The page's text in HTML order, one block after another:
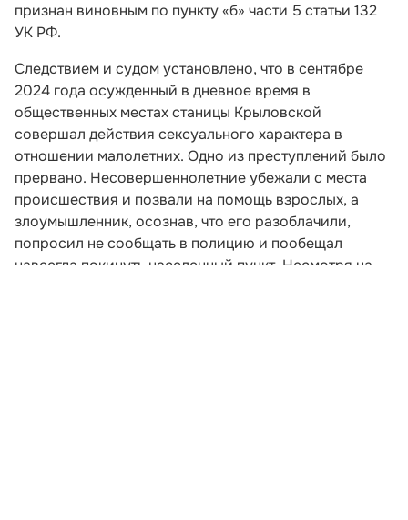
признан виновным по пункту «б» части 5 статьи 132
УК РФ.
Следствием и судом установлено, что в сентябре
2024 года осужденный в дневное время в
общественных местах станицы Крыловской
совершал действия сексуального характера в
отношении малолетних. Одно из преступлений было
прервано. Несовершеннолетние убежали с места
происшествия и позвали на помощь взрослых, а
злоумышленник, осознав, что его разоблачили,
попросил не сообщать в полицию и пообещал
навсегда покинуть населенный пункт. Несмотря на